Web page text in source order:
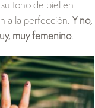
tono de piel en
a la perfección. Y no,
muy femenino.